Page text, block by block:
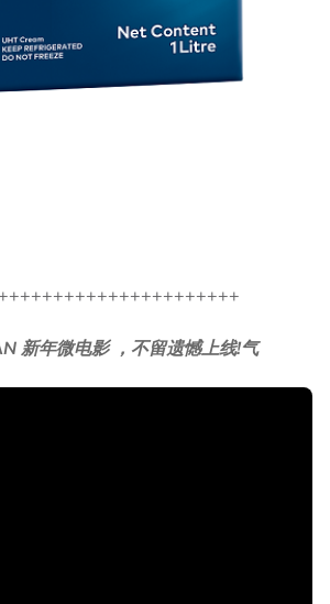
新年微电影 ，不留遗憾上线!气